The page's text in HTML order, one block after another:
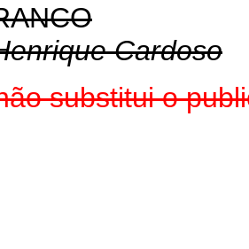
Cardoso
substitui o